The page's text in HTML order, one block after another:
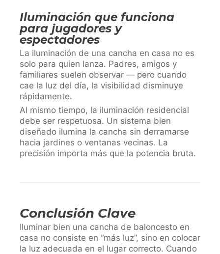
Iluminación que funciona
para jugadores y
espectadores
La iluminación de una cancha en casa no es
solo para quien lanza. Padres, amigos y
familiares suelen observar — pero cuando
cae la luz del día, la visibilidad disminuye
rápidamente.
Al mismo tiempo, la iluminación residencial
debe ser respetuosa. Un sistema bien
diseñado ilumina la cancha sin derramarse
hacia jardines o ventanas vecinas. La
precisión importa más que la potencia bruta.
Conclusión Clave
Iluminar bien una cancha de baloncesto en
casa no consiste en “más luz”, sino en colocar
la luz adecuada en el lugar correcto. Cuando